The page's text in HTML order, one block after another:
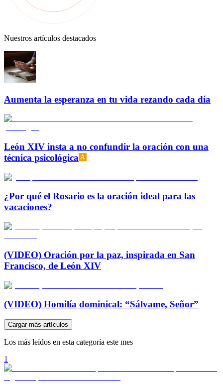
Nuestros artículos destacados
Aumenta la esperanza en tu vida rezando cada día
León XIV insta a no confundir la oración con una
técnica psicológica
¿Por qué el Rosario es la oración ideal para las
vacaciones?
(VIDEO) Oración por la paz, inspirada en San
Francisco, de León XIV
(VIDEO) Homilía dominical: “Sálvame, Señor”
Cargar más artículos
Los más leídos en esta categoría este mes
1